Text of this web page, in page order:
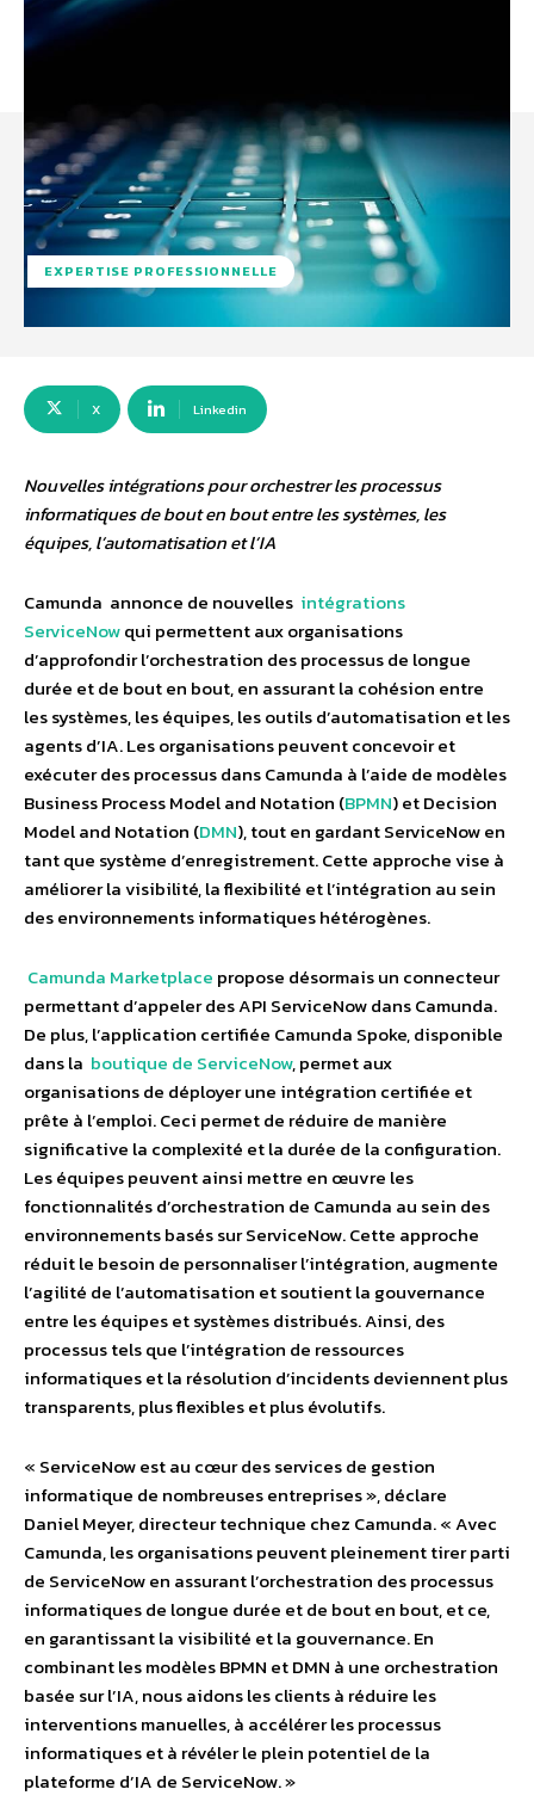
EXPERTISE PROFESSIONNELLE
X Linkedin
Nouvelles intégrations pour orchestrer les processus
informatiques de bout en bout entre les systèmes, les
équipes, l’automatisation et l’IA
Camunda annonce de nouvelles intégrations
ServiceNowqui permettent aux organisations
d’approfondir l’orchestration des processus de longue
durée et de bout en bout, en assurant la cohésion entre
les systèmes, les équipes, les outils d’automatisation et les
agents d’IA. Les organisations peuvent concevoir et
exécuter des processus dans Camunda à l’aide de modèles
Business Process Model and Notation (BPMN) et Decision
Model and Notation (DMN), tout en gardant ServiceNow en
tant que système d’enregistrement. Cette approche vise à
améliorer la visibilité, la flexibilité et l’intégration au sein
des environnements informatiques hétérogènes.
Camunda Marketplace propose désormais un connecteur
permettant d’appeler des API ServiceNow dans Camunda.
De plus, l’application certifiée Camunda Spoke, disponible
dans la boutique de ServiceNow, permet aux
organisations de déployer une intégration certifiée et
prête à l’emploi. Ceci permet de réduire de manière
significative la complexité et la durée de la configuration.
Les équipes peuvent ainsi mettre en œuvre les
fonctionnalités d’orchestration de Camunda au sein des
environnements basés sur ServiceNow. Cette approche
réduit le besoin de personnaliser l’intégration, augmente
l’agilité de l’automatisation et soutient la gouvernance
entre les équipes et systèmes distribués. Ainsi, des
processus tels que l’intégration de ressources
informatiques et la résolution d’incidents deviennent plus
transparents, plus flexibles et plus évolutifs.
« ServiceNow est au cœur des services de gestion
informatique de nombreuses entreprises », déclare
Daniel Meyer, directeur technique chez Camunda. « Avec
Camunda, les organisations peuvent pleinement tirer parti
de ServiceNow en assurant l’orchestration des processus
informatiques de longue durée et de bout en bout, et ce,
en garantissant la visibilité et la gouvernance. En
combinant les modèles BPMN et DMN à une orchestration
basée sur l’IA, nous aidons les clients à réduire les
interventions manuelles, à accélérer les processus
informatiques et à révéler le plein potentiel de la
plateforme d’IA de ServiceNow. »